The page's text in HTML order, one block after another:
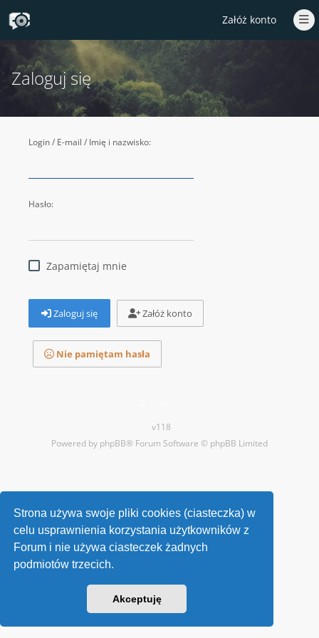
Strona używa swoje pliki cookies (ciasteczka) w
celu usprawnienia korzystania użytkowników z
Forum i nie używa ciasteczek żadnych
podmiotów trzecich.
Akceptuję
Załóż konto
Zaloguj się
Login / E-mail / Imię i nazwisko:
Hasło:
Zapamiętaj mnie
Zaloguj się Załóż konto
Nie pamiętam hasła
v118
Powered by phpBB® Forum Software © phpBB Limited